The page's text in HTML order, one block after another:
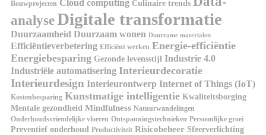
Bouwprojecten Cloud computing Culinaire trends
analyseDigitale transformatie
Duurzaamheid Duurzaam wonen Duurzame materialen
Efficiëntieverbetering Efficiënt werken Energie-efficiëntie
Energiebesparing Gezonde levensstijl Industrie 4.0
Industriële automatisering Interieurdecoratie
Interieurdesign Interieurontwerp Internet of Things (IoT)
Kostenbesparing Kunstmatige intelligentie Kwaliteitsborging
Mentale gezondheid Mindfulness Natuurwandelingen
Onderhoudsvriendelijke vloeren Ontspanningstechnieken Persoonlijke groei
Preventief onderhoud Productiviteit Risicobeheer Sfeerverlichting